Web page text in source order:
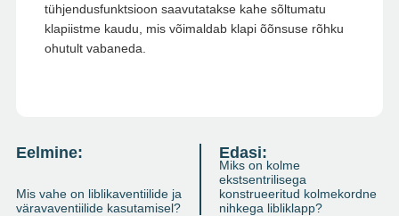
tühjendusfunktsioon saavutatakse kahe sõltumatu
klapiistme kaudu, mis võimaldab klapi õõnsuse rõhku
ohutult vabaneda.
Eelmine:
Mis vahe on liblikaventiilide ja
väravaventiilide kasutamisel?
Edasi:
Miks on kolme
ekstsentrilisega
konstrueeritud kolmekordne
nihkega libliklapp?